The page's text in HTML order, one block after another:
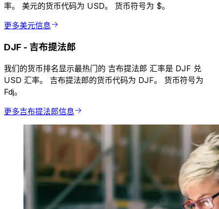
率。 美元的货币代码为 USD。 货币符号为 $。
更多美元信息
DJF - 吉布提法郎
我们的货币排名显示最热门的 吉布提法郎 汇率是 DJF 兑
USD 汇率。 吉布提法郎的货币代码为 DJF。 货币符号为
Fdj。
更多吉布提法郎信息